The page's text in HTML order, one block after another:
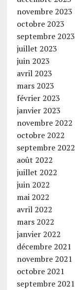
novembre 2023
octobre 2023
septembre 2023
juillet 2023
juin 2023
avril 2023
mars 2023
février 2023
janvier 2023
novembre 2022
octobre 2022
septembre 2022
août 2022
juillet 2022
juin 2022
mai 2022
avril 2022
mars 2022
janvier 2022
décembre 2021
novembre 2021
octobre 2021
septembre 2021